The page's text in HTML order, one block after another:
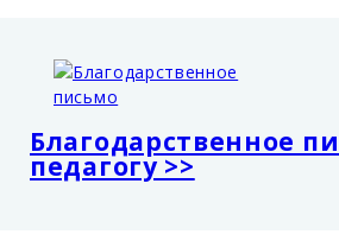
Благодарственное
педагогу >>